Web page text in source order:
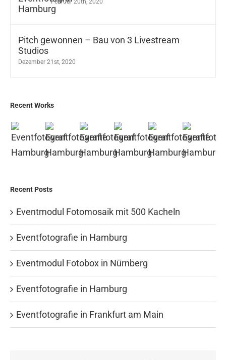
Februar 20th, 2020
Pitch gewonnen – Bau von 3 Livestream
Studios
Dezember 21st, 2020
Recent Works
Recent Posts
Eventmodul Fotomosaik mit 500 Kacheln
Eventfotografie in Hamburg
Eventmodul Fotobox in Nürnberg
Eventfotografie in Hamburg
Eventfotografie in Frankfurt am Main